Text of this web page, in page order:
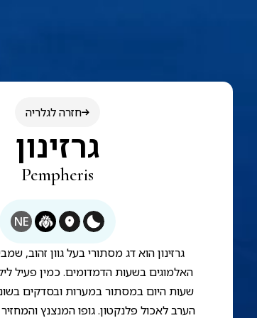
חזרה לגלריה
גרזינון
Pempheris
NE
גרזינון הוא דג מסתורי בעל גוון זהוב,
האלמוגים בשעות הדמדומים. כמין פעיל
שעות היום במסתור במערות ובסדקים
הערב לאכול פלנקטון. גופו המנצנץ